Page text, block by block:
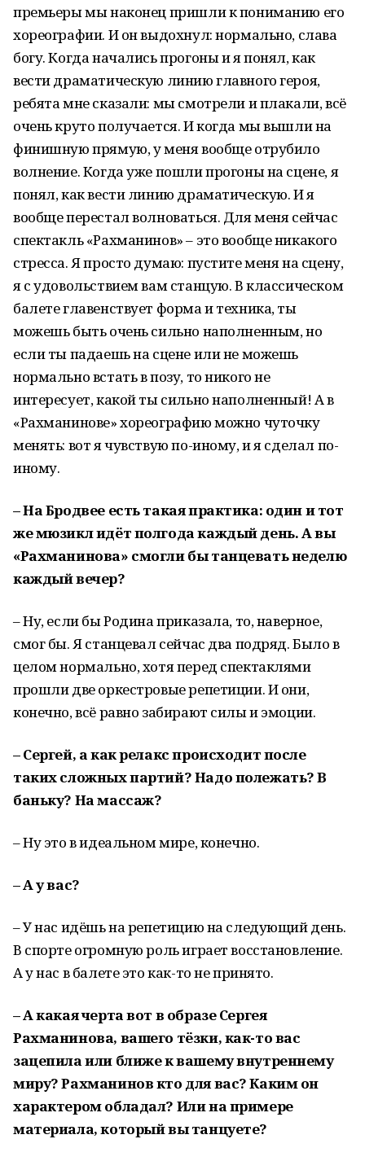
премьеры мы наконец пришли к пониманию его
хореографии. И он выдохнул: нормально, слава
богу. Когда начались прогоны и я понял, как
вести драматическую линию главного героя,
ребята мне сказали: мы смотрели и плакали, всё
очень круто получается. И когда мы вышли на
финишную прямую, у меня вообще отрубило
волнение. Когда уже пошли прогоны на сцене, я
понял, как вести линию драматическую. И я
вообще перестал волноваться. Для меня сейчас
спектакль «Рахманинов» – это вообще никакого
стресса. Я просто думаю: пустите меня на сцену,
я с удовольствием вам станцую. В классическом
балете главенствует форма и техника, ты
можешь быть очень сильно наполненным, но
если ты падаешь на сцене или не можешь
нормально встать в позу, то никого не
интересует, какой ты сильно наполненный! А в
«Рахманинове» хореографию можно чуточку
менять: вот я чувствую по-иному, и я сделал по-
иному.
– На Бродвее есть такая практика: один и тот
же мюзикл идёт полгода каждый день. А вы
«Рахманинова» смогли бы танцевать неделю
каждый вечер?
– Ну, если бы Родина приказала, то, наверное,
смог бы. Я станцевал сейчас два подряд. Было в
целом нормально, хотя перед спектаклями
прошли две оркестровые репетиции. И они,
конечно, всё равно забирают силы и эмоции.
– Сергей, а как релакс происходит после
таких сложных партий? Надо полежать? В
баньку? На массаж?
– Ну это в идеальном мире, конечно.
– А у вас?
– У нас идёшь на репетицию на следующий день.
В спорте огромную роль играет восстановление.
А у нас в балете это как-то не принято.
– А какая черта вот в образе Сергея
Рахманинова, вашего тёзки, как-то вас
зацепила или ближе к вашему внутреннему
миру? Рахманинов кто для вас? Каким он
характером обладал? Или на примере
материала, который вы танцуете?